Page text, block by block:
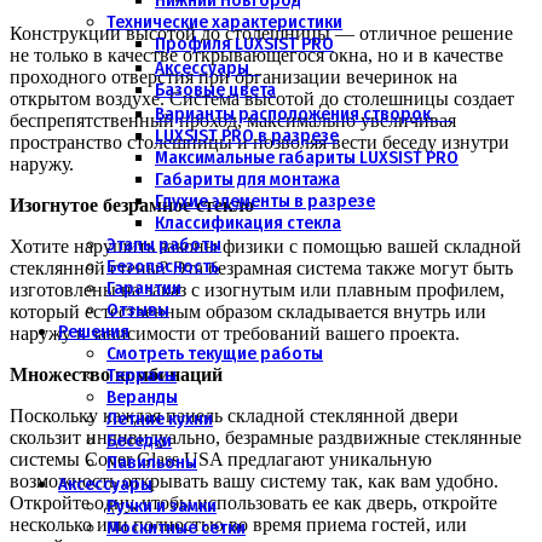
Технические характеристики
Профиля LUXSIST PRO
Аксессуары
Базовые цвета
Варианты расположения створок
LUXSIST PRO в разрезе
Максимальные габариты LUXSIST PRO
Габариты для монтажа
Глухие элементы в разрезе
Классификация стекла
Этапы работы
Безопасность
Гарантии
Отзывы
Решения
Смотреть текущие работы
Террасы
Веранды
Летние кухни
Беседки
Павильоны
Аксессуары
Ручки и замки
Москитные сетки
Конструкции высотой до столешницы — отличное решение
не только в качестве открывающегося окна, но и в качестве
проходного отверстия при организации вечеринок на
открытом воздухе. Система высотой до столешницы создает
беспрепятственный проход, максимально увеличивая
пространство столешницы и позволяя вести беседу изнутри
наружу.
Изогнутое безрамное стекло
Хотите нарушить законы физики с помощью вашей складной
стеклянной стены? Эта безрамная система также могут быть
изготовлены на заказ с изогнутым или плавным профилем,
который естественным образом складывается внутрь или
наружу в зависимости от требований вашего проекта.
Множество комбинаций
Поскольку каждая панель складной стеклянной двери
скользит индивидуально, безрамные раздвижные стеклянные
системы Cover Glass USA предлагают уникальную
возможность открывать вашу систему так, как вам удобно.
Откройте одну, чтобы использовать ее как дверь, откройте
несколько или полностью во время приема гостей, или